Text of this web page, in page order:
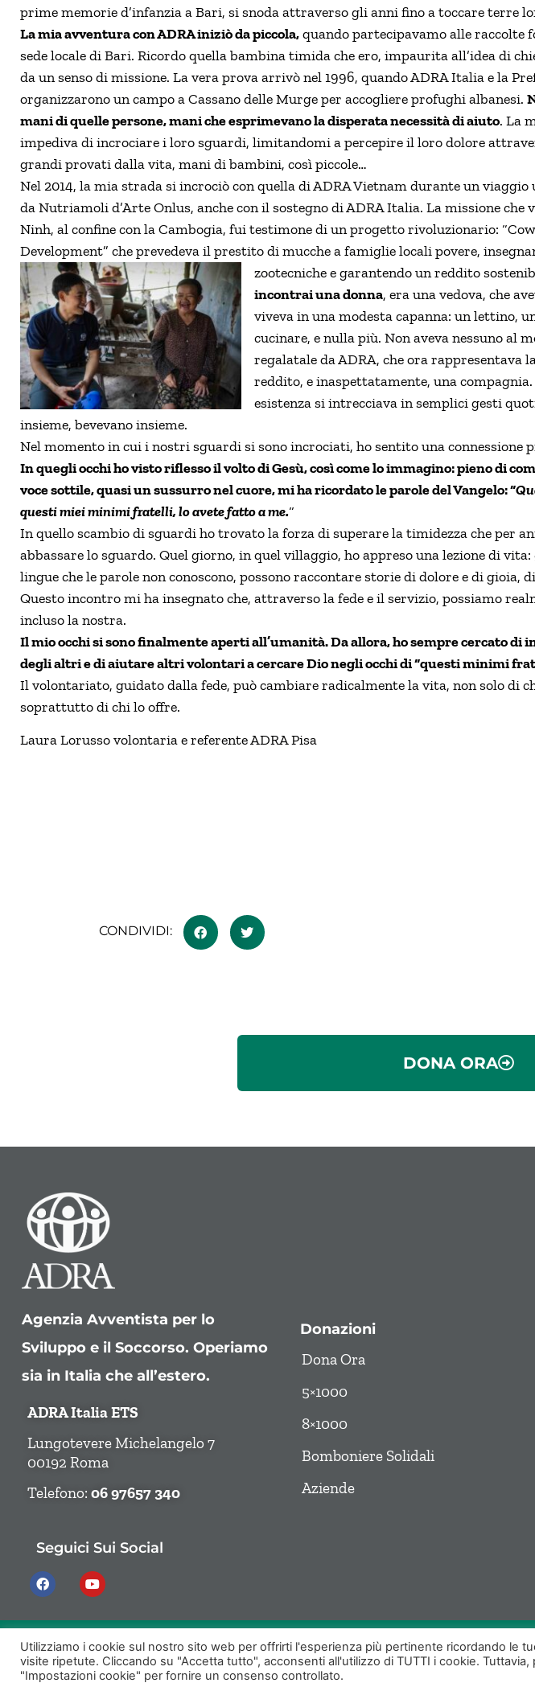
prime memorie d’infanzia a Bari, si snoda attraverso gli anni fino a toccare terre
La mia avventura con ADRA iniziò da piccola,quando partecipavamo alle raccolte
sede locale di Bari. Ricordo quella bambina timida che ero, impaurita all’idea di
da un senso di missione. La vera prova arrivò nel 1996, quando ADRA Italia e la
organizzarono un campo a Cassano delle Murge per accogliere profughi albanesi.
mani di quelle persone, mani che esprimevano la disperata necessità di aiuto. La
impediva di incrociare i loro sguardi, limitandomi a percepire il loro dolore
grandi provati dalla vita, mani di bambini, così piccole…
Nel 2014, la mia strada si incrociò con quella di ADRA Vietnam durante un
da Nutriamoli d’Arte Onlus, anche con il sostegno di ADRA Italia. La missione che
Ninh, al confine con la Cambogia, fui testimone di un progetto rivoluzionario:
Development” che prevedeva il prestito di mucche a famiglie locali povere,
zootecniche e garantendo un reddito
incontrai una donna, era una vedova, che
viveva in una modesta capanna: un lettino,
cucinare, e nulla più. Non aveva nessuno al
regalatale da ADRA, che ora rappresentava
reddito, e inaspettatamente, una
esistenza si intrecciava in semplici gesti
insieme, bevevano insieme.
Nel momento in cui i nostri sguardi si sono incrociati, ho sentito una connessione
In quegli occhi ho visto riflesso il volto di Gesù, così come lo immagino: pieno di
voce sottile, quasi un sussurro nel cuore, mi ha ricordato le parole del Vangelo: “
questi miei minimi fratelli, lo avete fatto a me.“
In quello scambio di sguardi ho trovato la forza di superare la timidezza che per
abbassare lo sguardo. Quel giorno, in quel villaggio, ho appreso una lezione di
lingue che le parole non conoscono, possono raccontare storie di dolore e di gioia,
Questo incontro mi ha insegnato che, attraverso la fede e il servizio, possiamo
incluso la nostra.
Il mio occhi si sono finalmente aperti all’umanità. Da allora, ho sempre cercato di
degli altri e di aiutare altri volontari a cercare Dio negli occhi di “questi minimi
Il volontariato, guidato dalla fede, può cambiare radicalmente la vita, non solo di
soprattutto di chi lo offre.
Laura Lorusso volontaria e referente ADRA Pisa
CONDIVIDI:
DONA ORA
Agenzia Avventista per lo
Sviluppo e il Soccorso. Operiamo
sia in Italia che all’estero.
ADRA Italia ETS
Lungotevere Michelangelo 7
00192 Roma
Telefono:06 97657 340
Seguici Sui Social
Donazioni
Dona Ora
5×1000
8×1000
Bomboniere Solidali
Aziende
© ADRA Italia ETS | Lungotevere Michelangelo 7 | 00192 Roma (RM) | Tel.06-3210757| E-mail:
info@adraitalia.org
Utilizziamo i cookie sul nostro sito web per offrirti l'esperienza più pertinente ricordando le
visite ripetute. Cliccando su "Accetta tutto", acconsenti all'utilizzo di TUTTI i cookie. Tuttavia,
"Impostazioni cookie" per fornire un consenso controllato.